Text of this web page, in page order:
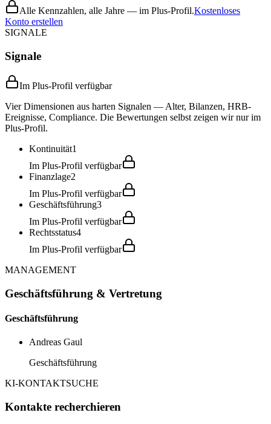
Alle Kennzahlen, alle Jahre — im Plus-Profil.Kostenloses
Konto erstellen
SIGNALE
Signale
Im Plus-Profil verfügbar
Vier Dimensionen aus harten Signalen — Alter, Bilanzen, HRB-
Ereignisse, Compliance. Die Bewertungen selbst zeigen wir nur im
Plus-Profil.
Kontinuität1
Im Plus-Profil verfügbar
Finanzlage2
Im Plus-Profil verfügbar
Geschäftsführung3
Im Plus-Profil verfügbar
Rechtsstatus4
Im Plus-Profil verfügbar
MANAGEMENT
Geschäftsführung & Vertretung
Geschäftsführung
Andreas Gaul
Geschäftsführung
KI-KONTAKTSUCHE
Kontakte recherchieren